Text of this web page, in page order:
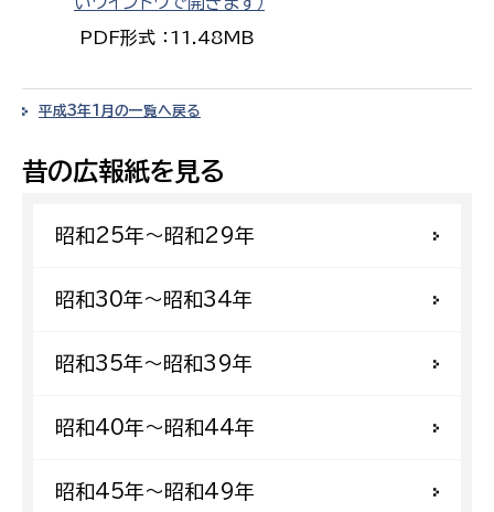
昔の広報紙を見る
昭和25年〜昭和29年
昭和30年〜昭和34年
昭和35年〜昭和39年
昭和40年〜昭和44年
昭和45年〜昭和49年
PDF形式 ：11.48MB
平成3年1月の一覧へ戻る